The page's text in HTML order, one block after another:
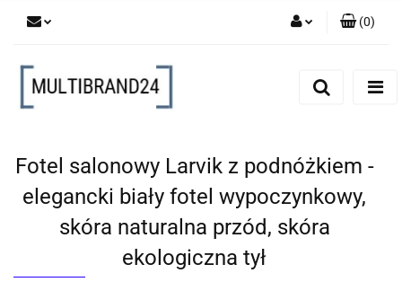
(0)
Fotel salonowy Larvik z podnóżkiem -
elegancki biały fotel wypoczynkowy,
skóra naturalna przód, skóra
ekologiczna tył